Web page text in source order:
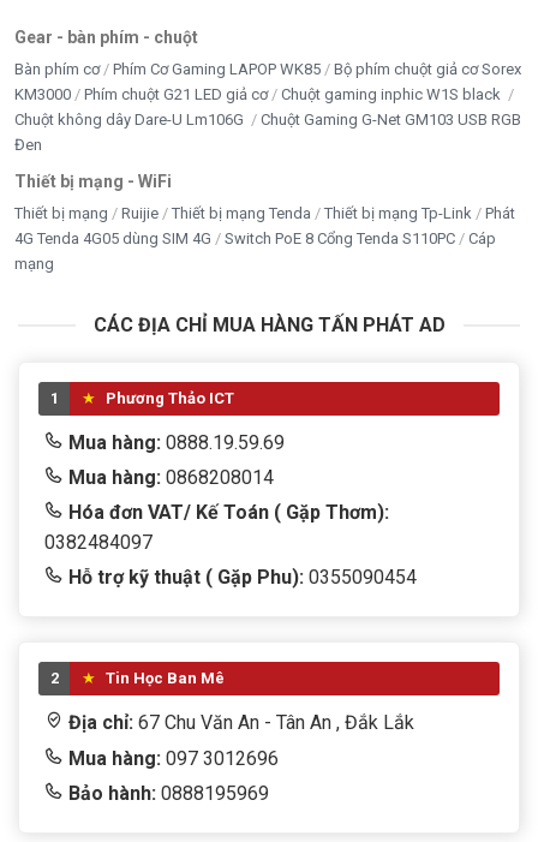
Gear - bàn phím - chuột
Bàn phím cơ Phím Cơ Gaming LAPOP WK85
Bộ phím chuột giả cơ Sorex
KM3000
Phím chuột G21 LED giả cơ
Chuột gaming inphic W1S black
Chuột không dây Dare-U Lm106G
Chuột Gaming G-Net GM103 USB RGB
Đen
Thiết bị mạng - WiFi
Thiết bị mạng Ruijie Thiết bị mạng Tenda Thiết bị mạng Tp-Link
Phát
4G Tenda 4G05 dùng SIM 4G
Switch PoE 8 Cổng Tenda S110PC
Cáp
mạng
CÁC ĐỊA CHỈ MUA HÀNG TẤN PHÁT AD
1 Phương Thảo ICT
Mua hàng: 0888.19.59.69
Mua hàng: 0868208014
Hóa đơn VAT/ Kế Toán ( Gặp Thơm):
0382484097
Hỗ trợ kỹ thuật ( Gặp Phu): 0355090454
2 Tin Học Ban Mê
Địa chỉ: 67 Chu Văn An - Tân An , Đắk Lắk
Mua hàng: 097 3012696
Bảo hành: 0888195969